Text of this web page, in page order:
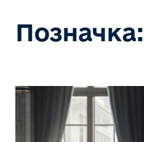
Позначка: